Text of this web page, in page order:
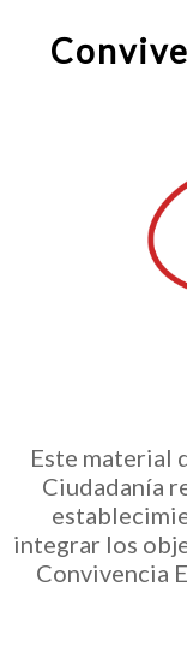
Este material
Ciudadanía
integrar los
Convivencia